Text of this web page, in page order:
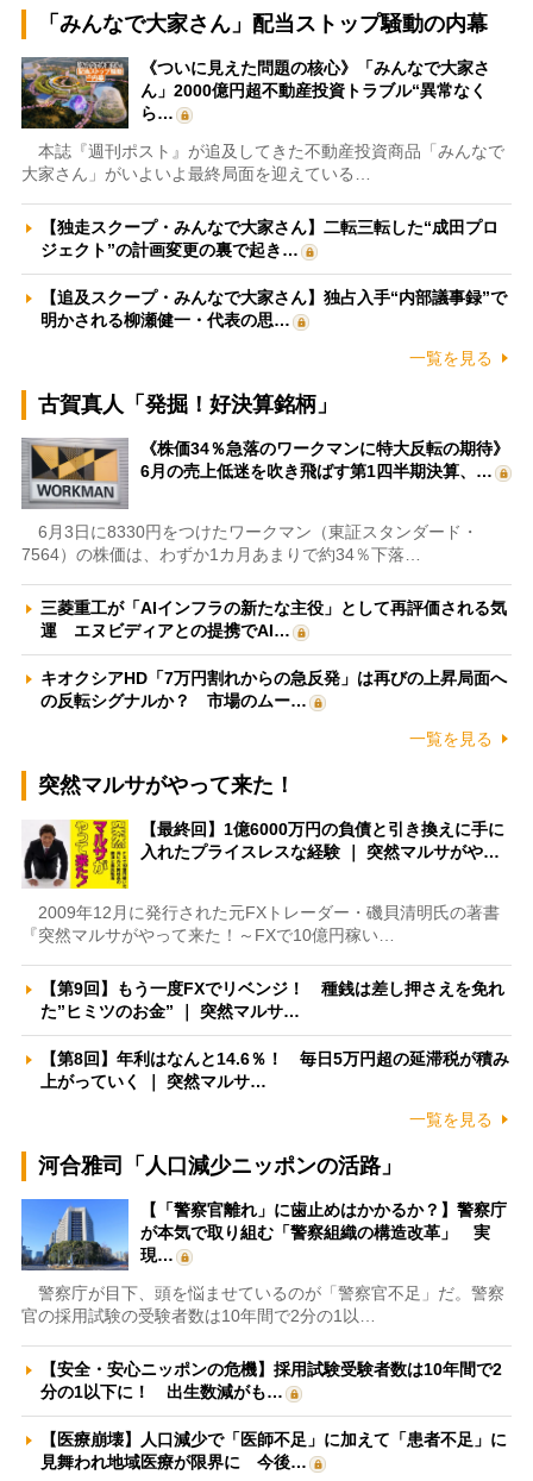
「みんなで大家さん」配当ストップ騒動の内幕
《ついに見えた問題の核心》「みんなで大家さ
ん」2000億円超不動産投資トラブル“異常なく
ら…
本誌『週刊ポスト』が追及してきた不動産投資商品「みんなで
大家さん」がいよいよ最終局面を迎えている…
【独走スクープ・みんなで大家さん】二転三転した“成田プロ
ジェクト”の計画変更の裏で起き…
【追及スクープ・みんなで大家さん】独占入手“内部議事録”で
明かされる柳瀬健一・代表の思…
一覧を見る
古賀真人「発掘！好決算銘柄」
《株価34％急落のワークマンに特大反転の期待》
6月の売上低迷を吹き飛ばす第1四半期決算、…
6月3日に8330円をつけたワークマン（東証スタンダード・
7564）の株価は、わずか1カ月あまりで約34％下落…
三菱重工が「AIインフラの新たな主役」として再評価される気
運 エヌビディアとの提携でAI…
キオクシアHD「7万円割れからの急反発」は再びの上昇局面へ
の反転シグナルか？ 市場のムー…
一覧を見る
突然マルサがやって来た！
【最終回】1億6000万円の負債と引き換えに手に
入れたプライスレスな経験 ｜ 突然マルサがや…
2009年12月に発行された元FXトレーダー・磯貝清明氏の著書
『突然マルサがやって来た！～FXで10億円稼い…
【第9回】もう一度FXでリベンジ！ 種銭は差し押さえを免れ
た”ヒミツのお金” ｜ 突然マルサ…
【第8回】年利はなんと14.6％！ 毎日5万円超の延滞税が積み
上がっていく ｜ 突然マルサ…
一覧を見る
河合雅司「人口減少ニッポンの活路」
【「警察官離れ」に歯止めはかかるか？】警察庁
が本気で取り組む「警察組織の構造改革」 実
現…
警察庁が目下、頭を悩ませているのが「警察官不足」だ。警察
官の採用試験の受験者数は10年間で2分の1以…
【安全・安心ニッポンの危機】採用試験受験者数は10年間で2
分の1以下に！ 出生数減がも…
【医療崩壊】人口減少で「医師不足」に加えて「患者不足」に
見舞われ地域医療が限界に 今後…